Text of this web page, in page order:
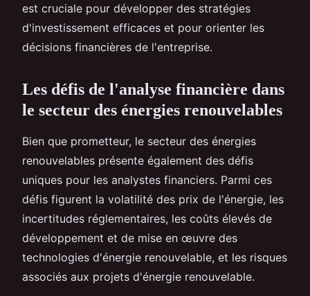
est cruciale pour développer des stratégies
d'investissement efficaces et pour orienter les
décisions financières de l'entreprise.
Les défis de l'analyse financière dans
le secteur des énergies renouvelables
Bien que prometteur, le secteur des énergies
renouvelables présente également des défis
uniques pour les analystes financiers. Parmi ces
défis figurent la volatilité des prix de l'énergie, les
incertitudes réglementaires, les coûts élevés de
développement et de mise en œuvre des
technologies d'énergie renouvelable, et les risques
associés aux projets d'énergie renouvelable.